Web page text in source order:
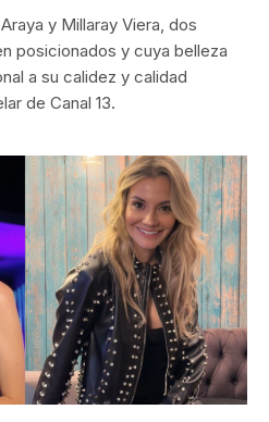
y Millaray Viera, dos
posicionados y cuya belleza
a su calidez y calidad
de Canal 13.